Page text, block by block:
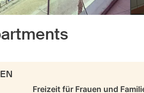
Freizeit für Frauen und